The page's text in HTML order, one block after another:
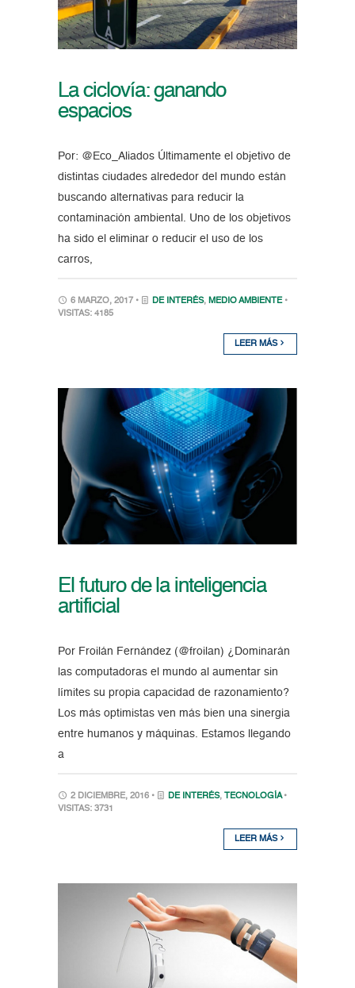
La ciclovía: ganando
espacios
Por: @Eco_Aliados Últimamente el objetivo de
distintas ciudades alrededor del mundo están
buscando alternativas para reducir la
contaminación ambiental. Uno de los objetivos
ha sido el eliminar o reducir el uso de los
carros,
6 MARZO, 2017 • DE INTERÉS, MEDIO AMBIENTE •
VISITAS: 4185
LEER MÁS
El futuro de la inteligencia
artificial
Por Froilán Fernández (@froilan) ¿Dominarán
las computadoras el mundo al aumentar sin
límites su propia capacidad de razonamiento?
Los más optimistas ven más bien una sinergia
entre humanos y máquinas. Estamos llegando
a
2 DICIEMBRE, 2016 • DE INTERÉS, TECNOLOGÍA •
VISITAS: 3731
LEER MÁS